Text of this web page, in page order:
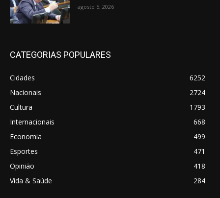
agosto 5, 2026
CATEGORIAS POPULARES
Cidades
6252
Nacionais
2724
Cultura
1793
Internacionais
668
Economia
499
Esportes
471
Opinião
418
Vida & Saúde
284